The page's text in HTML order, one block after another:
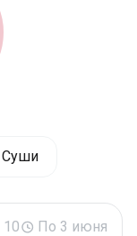
Суши
10 По 3 июня